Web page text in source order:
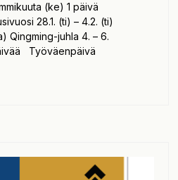
(ke) 1 päivä
28.1. (ti) – 4.2. (ti)
Qingming-juhla 4. – 6.
Työväenpäivä